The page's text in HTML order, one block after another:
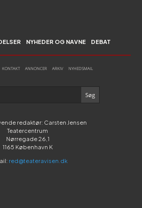
NYHEDER OG NAVNE DEBAT
KONTAKT ANNONCER ARKIV NYHEDSMAIL
redaktør: Carsten Jensen
Teatercentrum
Nørregade 26,1
1165 København K
red@teateravisen.dk